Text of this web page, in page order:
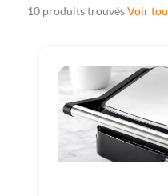
10 produits trouvésVoir